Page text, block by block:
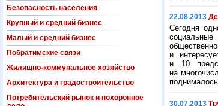
Безопасность населения
Крупный и средний бизнес
Малый и средний бизнес
Побратимские связи
Жилищно-коммунальное хозяйство
Архитектура и градостроительство
Потребительский рынок и похоронное
22.08.2013
Сегодня
и
и 10
на
30.07.2013